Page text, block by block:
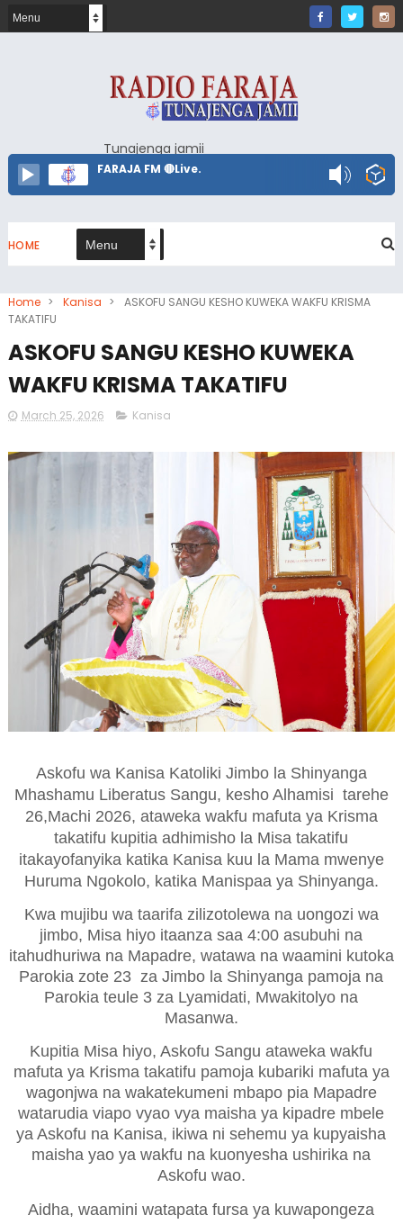
Tunajenga jamii
FARAJA FM 🔴Live.
HOME
Home > Kanisa >
ASKOFU SANGU KESHO KUWEKA WAKFU KRISMA
TAKATIFU
ASKOFU SANGU KESHO KUWEKA
WAKFU KRISMA TAKATIFU
March 25, 2026 Kanisa
Askofu wa Kanisa Katoliki Jimbo la Shinyanga
Mhashamu Liberatus Sangu, kesho Alhamisi tarehe
26,Machi 2026, ataweka wakfu mafuta ya Krisma
takatifu kupitia adhimisho la Misa takatifu
itakayofanyika katika Kanisa kuu la Mama mwenye
Huruma Ngokolo, katika Manispaa ya Shinyanga.
Kwa mujibu wa taarifa zilizotolewa na uongozi wa
jimbo, Misa hiyo itaanza saa 4:00 asubuhi na
itahudhuriwa na Mapadre, watawa na waamini kutoka
Parokia zote 23 za Jimbo la Shinyanga pamoja na
Parokia teule 3 za Lyamidati, Mwakitolyo na
Masanwa.
Kupitia Misa hiyo, Askofu Sangu ataweka wakfu
mafuta ya Krisma takatifu pamoja kubariki mafuta ya
wagonjwa na wakatekumeni mbapo pia Mapadre
watarudia viapo vyao vya maisha ya kipadre mbele
ya Askofu na Kanisa, ikiwa ni sehemu ya kupyaisha
maisha yao ya wakfu na kuonyesha ushirika na
Askofu wao.
Aidha, waamini watapata fursa ya kuwapongeza